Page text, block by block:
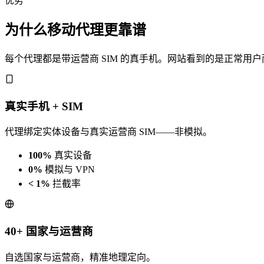
为什么移动代理更靠谱
每个代理都是带运营商 SIM 的真手机。网站看到的是正常用户
真实手机 + SIM
代理绑定实体设备与真实运营商 SIM——非模拟。
100% 真实设备
0% 模拟与 VPN
< 1% 拦截率
40+ 国家与运营商
自选国家与运营商，精准地理定向。